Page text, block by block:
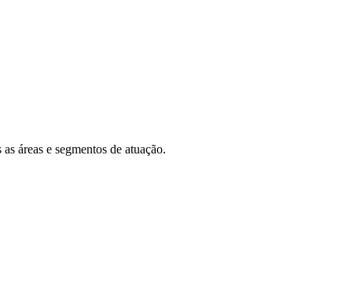
áreas e segmentos de atuação.